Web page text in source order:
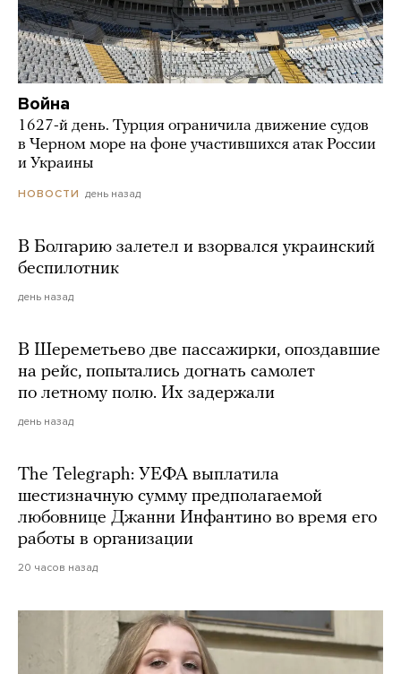
Война
1627-й день. Турция ограничила движение судов
в Черном море на фоне участившихся атак России
и Украины
НОВОСТИ день назад
В Болгарию залетел и взорвался украинский
беспилотник
день назад
В Шереметьево две пассажирки, опоздавшие
на рейс, попытались догнать самолет
по летному полю. Их задержали
день назад
The Telegraph: УЕФА выплатила
шестизначную сумму предполагаемой
любовнице Джанни Инфантино во время его
работы в организации
20 часов назад